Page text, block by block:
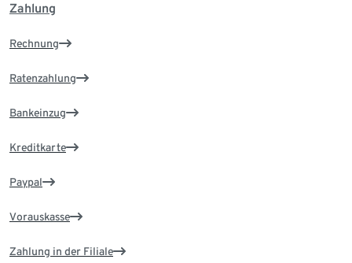
Zahlung
Rechnung
Ratenzahlung
Bankeinzug
Kreditkarte
Paypal
Vorauskasse
Zahlung in der Filiale